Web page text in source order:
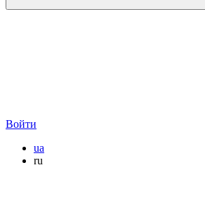
Войти
ua
ru